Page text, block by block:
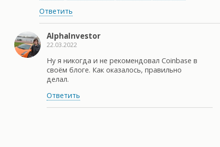
Ответить
AlphaInvestor
22.03.2022
Ну я никогда и не рекомендовал Coinbase в
своём блоге. Как оказалось, правильно
делал.
Ответить